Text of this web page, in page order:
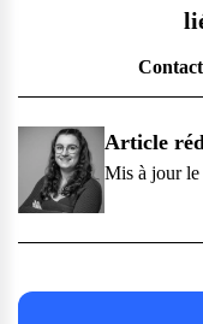
Article
Mis à jour